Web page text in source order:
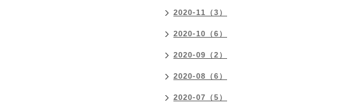
2020-11（3）
2020-10（6）
2020-09（2）
2020-08（6）
2020-07（5）